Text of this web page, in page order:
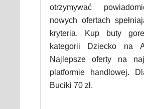
otrzymywać
nowych ofertach
kryteria. Kup buty
kategorii Dziecko na
Najlepsze oferty na
platformie handlowej.
Buciki 70 zł.